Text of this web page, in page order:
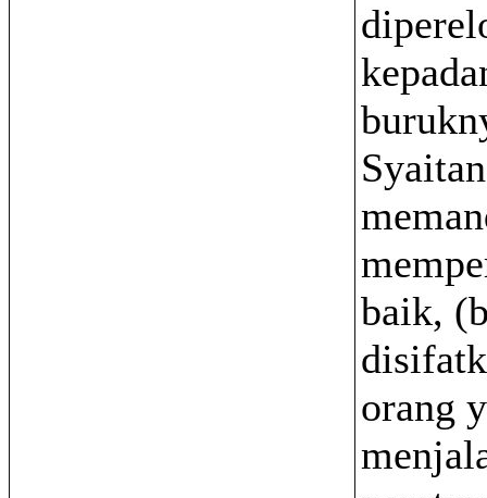
baik,
orang